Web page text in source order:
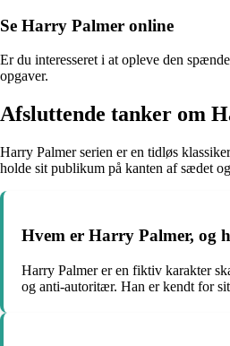
Se Harry Palmer online
Er du interesseret i at opleve den
opgaver.
Afsluttende tanker om
Harry Palmer serien er en tidløs
holde sit publikum på kanten af sædet
Hvem er Harry Palmer, og
Harry Palmer er en fiktiv karakter
og anti-autoritær. Han er kendt for